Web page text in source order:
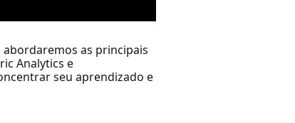
as principais
Analytics e
seu aprendizado e